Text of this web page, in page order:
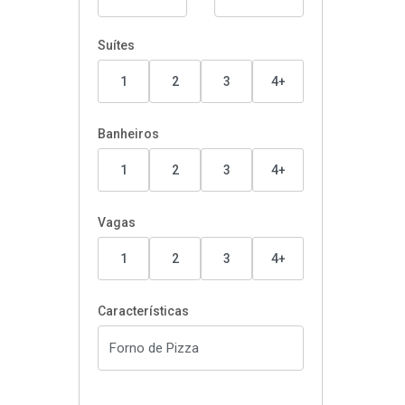
Suítes
1 2 3 4+
Banheiros
1 2 3 4+
Vagas
1 2 3 4+
Características